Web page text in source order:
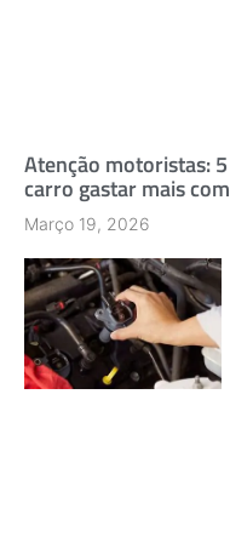
Atenção motoristas:
carro gastar mais
Março 19, 2026